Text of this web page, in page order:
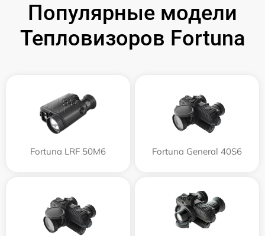
Популярные модели
Тепловизоров Fortuna
Fortuna LRF 50M6 Fortuna General 40S6